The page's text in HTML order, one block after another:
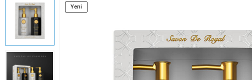
Yeni